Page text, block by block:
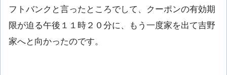
フトバンクと言ったところでして、クーポンの有効期
限が迫る午後１１時２０分に、もう一度家を出て吉野
家へと向かったのです。